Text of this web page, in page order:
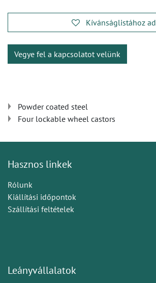
Kívánságlistához ad
Vegye fel a kapcsolatot velünk
Powder coated steel
Four lockable wheel castors
Hasznos linkek
Rólunk
Kiállítási időpontok
Szállítási feltételek
Leányvállalatok